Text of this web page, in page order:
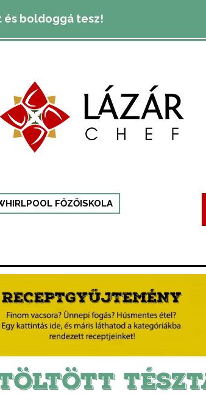
boldoggá tesz!
FŐZŐISKOLA